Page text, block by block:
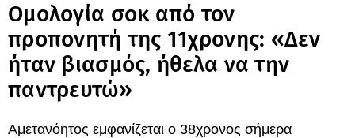
Ομολογία σοκ από τον
προπονητή της 11χρονης: «Δεν
ήταν βιασμός, ήθελα να την
παντρευτώ»
Αμετανόητος εμφανίζεται ο 38χρονος σήμερα